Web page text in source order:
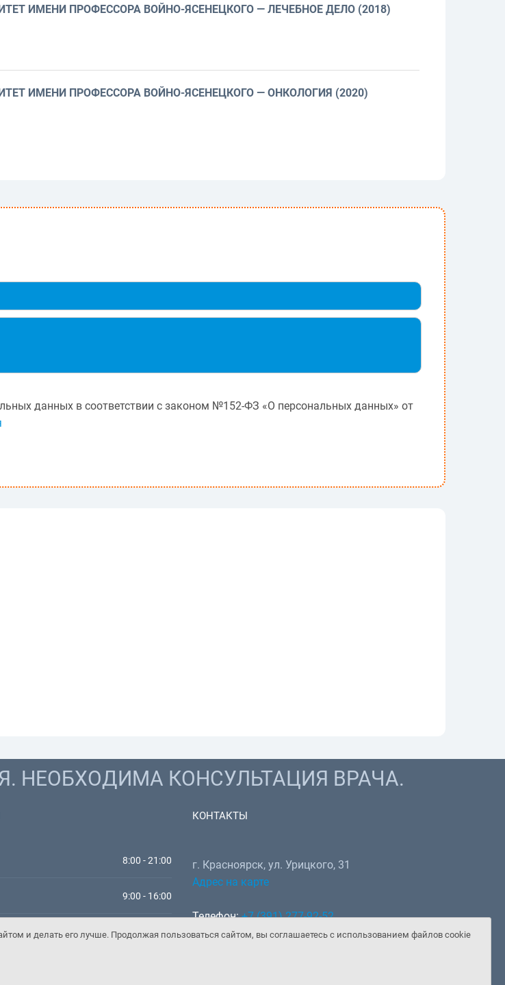
ИМЕНИ ПРОФЕССОРА ВОЙНО-ЯСЕНЕЦКОГО — ЛЕЧЕБНОЕ ДЕЛО (2018)
ИМЕНИ ПРОФЕССОРА ВОЙНО-ЯСЕНЕЦКОГО — ОНКОЛОГИЯ (2020)
данных в соответствии с законом №152-ФЗ «О персональных данных» от
и делать его лучше. Продолжая пользоваться сайтом, вы соглашаетесь с использованием файлов cookie
НЕОБХОДИМА КОНСУЛЬТАЦИЯ ВРАЧА.
8:00 - 21:00
9:00 - 16:00
9:00 - 16:00
КОНТАКТЫ
г. Красноярск, ул. Урицкого, 31
Адрес на карте
Телефон: +7 (391) 277-92-52
WhatsApp, Telegram:+7 (902) 982-02-14